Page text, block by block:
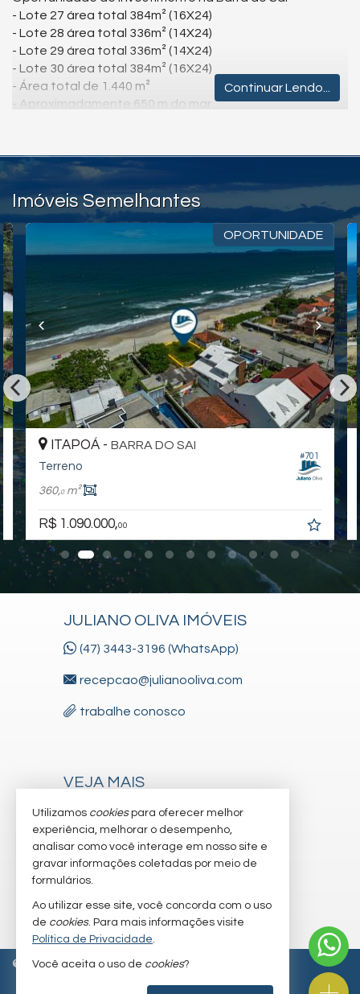
- Lote 27 área total 384m² (16X24)
- Lote 28 área total 336m² (14X24)
- Lote 29 área total 336m² (14X24)
- Lote 30 área total 384m² (16X24)
- Área total de 1.440 m²
- Aproximadamente 650 m do mar
- Prevista a pavimentação asfáltica em frente ao
terreno nos próximos meses
O sonho do imóvel na praia está mais próximo do que
você imagina, venha descobrir!
*Valores e condições podem ser alterados sem aviso
prévio.
Para uma experiência completa, assista aos vídeos
detalhados dos imóveis e da cidade. Visite nossas redes
sociais:
Instagram - @julianoolivaimoveis
(Instagram/julianoOlivaImoveis)
Facebook - Juliano Oliva Imóveis
(Facebook/JulianoOlivaImóveis)
YouTube Juliano Oliva Imóveis -
(Youtube/ThauaniZanetti)
Rua 101 Vasco Nunes Balboa
Barra do Sai
Continuar Lendo...
Imóveis Semelhantes
OPORTUNIDADE
#701
ITAPOÁ -BARRA DO SAI
Terreno
360,0m²
R$ 1.090.000,00
JULIANO OLIVA IMÓVEIS
(47) 3443-3196 (WhatsApp)
recepcao@julianooliva.com
trabalhe conosco
VEJA MAIS
receba nosso newsletter
cadastre seu imóvel
imóveis favoritos
mapa de imóveis
© 2026 CRECI/SC 6.830-J Política de Privacidade
Utilizamos cookiespara oferecer melhor
experiência, melhorar o desempenho,
analisar como você interage em nosso site e
gravar informações coletadas por meio de
formulários.
Ao utilizar esse site, você concorda com o uso
de cookies. Para mais informações visite
Política de Privacidade.
Você aceita o uso de cookies?